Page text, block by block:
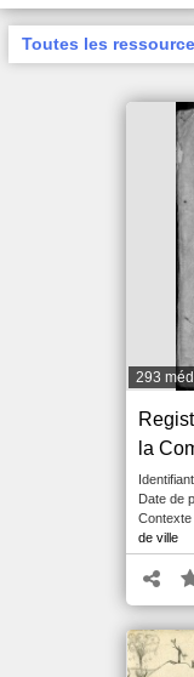
Toutes les
293
la
Date de
Contexte
de ville